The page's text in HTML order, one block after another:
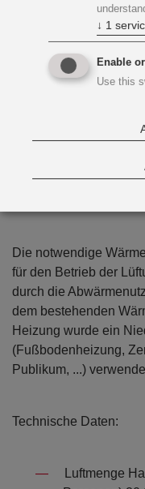
Die notwendige
für den Betrieb der
durch die
dem bestehenden
Heizung wurde ein
(Fußbodenheizung,
Publikum, ...)
Technische Daten:
Luftmenge
↓ 1
Enable
Use this